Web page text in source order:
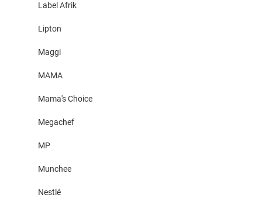
Label Afrik
Lipton
Maggi
MAMA
Mama's Choice
Megachef
MP
Munchee
Nestlé